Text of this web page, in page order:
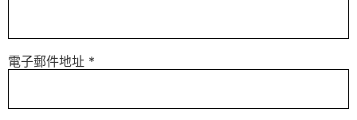
電子郵件地址 *